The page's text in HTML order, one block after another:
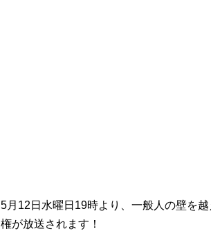
5月12日水曜日19時より、一般人の壁を
権が放送されます！